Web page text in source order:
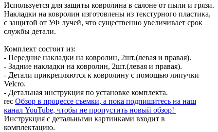
Используется для защиты ковролина в салоне от пыли и грязи.
Накладки на ковролин изготовлены из текстурного пластика,
с защитой от УФ лучей, что существенно увеличивает срок
службы детали.
Комплект состоит из:
- Передние накладки на ковролин, 2шт.(левая и правая).
- Задние накладки на ковролин, 2шт.(левая и правая).
- Детали прикрепляются к ковролину с помощью липучки
Velcro.
- Детальная инструкция по установке комплекта.
rec Обзор в процессе съемки, а пока подпишитесь на наш
канал YouTube, чтобы не пропустить новый обзор!
Инструкция с детальными картинками входит в
комплектацию.